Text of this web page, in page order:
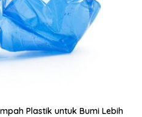
Plastik untuk Bumi Lebih